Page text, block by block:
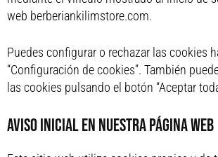
web berberiankilimstore.com.
Puedes configurar o rechazar las cookies
“Configuración de cookies”. También
las cookies pulsando el botón “Aceptar
AVISO INICIAL EN NUESTRA PÁGINA WEB